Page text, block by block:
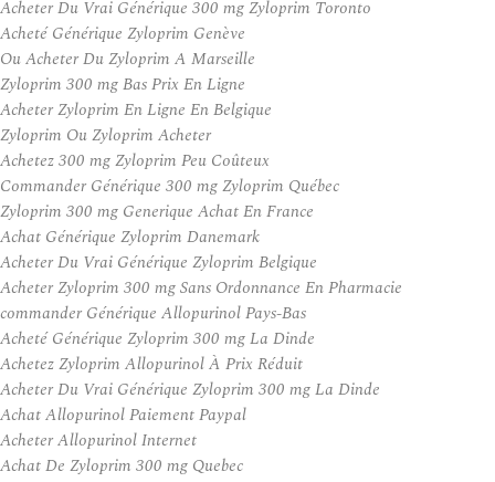
Acheter Du Vrai Générique 300 mg Zyloprim Toronto
Acheté Générique Zyloprim Genève
Ou Acheter Du Zyloprim A Marseille
Zyloprim 300 mg Bas Prix En Ligne
Acheter Zyloprim En Ligne En Belgique
Zyloprim Ou Zyloprim Acheter
Achetez 300 mg Zyloprim Peu Coûteux
Commander Générique 300 mg Zyloprim Québec
Zyloprim 300 mg Generique Achat En France
Achat Générique Zyloprim Danemark
Acheter Du Vrai Générique Zyloprim Belgique
Acheter Zyloprim 300 mg Sans Ordonnance En Pharmacie
commander Générique Allopurinol Pays-Bas
Acheté Générique Zyloprim 300 mg La Dinde
Achetez Zyloprim Allopurinol À Prix Réduit
Acheter Du Vrai Générique Zyloprim 300 mg La Dinde
Achat Allopurinol Paiement Paypal
Acheter Allopurinol Internet
Achat De Zyloprim 300 mg Quebec